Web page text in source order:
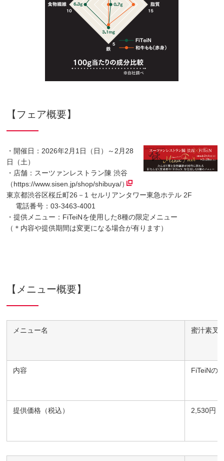
【フェア概要】
・開催日：2026年2月1日（日）～2月28
日（土）
・店舗：スーツァンレストラン陳 渋谷
（https://www.sisen.jp/shop/shibuya/）
東京都渋谷区桜丘町26－1 セルリアンタワー東急ホテル 2F
電話番号：03-3463-4001
・提供メニュー：FiTeiNを使用した8種の限定メニュー
（＊内容や提供期間は変更になる場合が有ります）
【メニュー概要】
メニュー名 蜜汁素叉
内容 FiTeiNの
提供価格（税込） 2,530円